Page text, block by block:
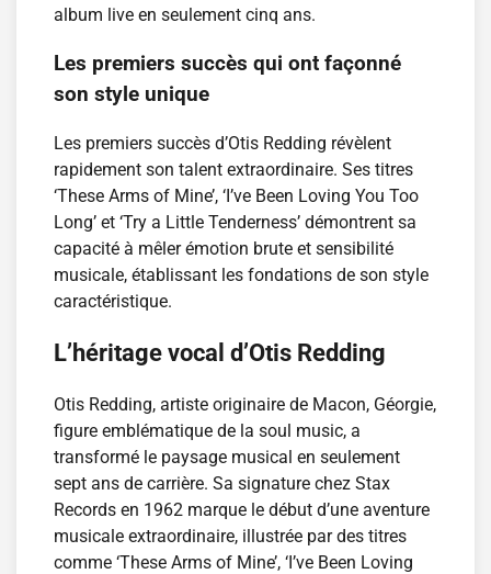
album live en seulement cinq ans.
Les premiers succès qui ont façonné
son style unique
Les premiers succès d’Otis Redding révèlent
rapidement son talent extraordinaire. Ses titres
‘These Arms of Mine’, ‘I’ve Been Loving You Too
Long’ et ‘Try a Little Tenderness’ démontrent sa
capacité à mêler émotion brute et sensibilité
musicale, établissant les fondations de son style
caractéristique.
L’héritage vocal d’Otis Redding
Otis Redding, artiste originaire de Macon, Géorgie,
figure emblématique de la soul music, a
transformé le paysage musical en seulement
sept ans de carrière. Sa signature chez Stax
Records en 1962 marque le début d’une aventure
musicale extraordinaire, illustrée par des titres
comme ‘These Arms of Mine’, ‘I’ve Been Loving